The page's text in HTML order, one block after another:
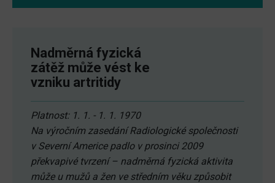
Nadměrná fyzická
zátěž může vést ke
vzniku artritidy
Platnost: 1. 1. - 1. 1. 1970
Na výročním zasedání Radiologické společnosti
v Severní Americe padlo v prosinci 2009
překvapivé tvrzení – nadměrná fyzická aktivita
může u mužů a žen ve středním věku způsobit